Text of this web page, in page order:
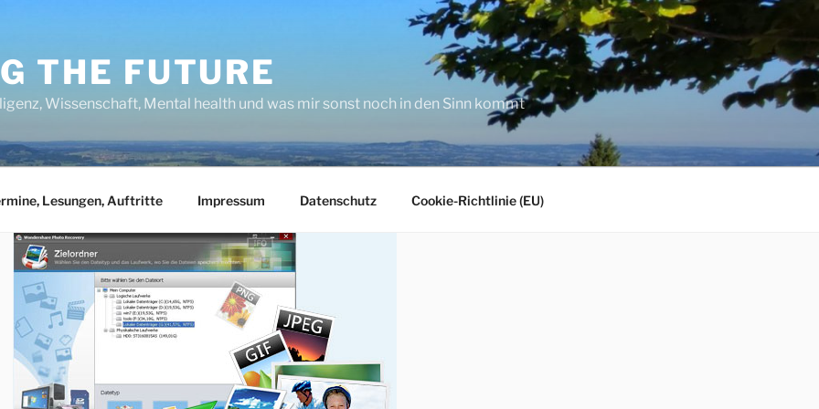
THE FUTURE
Wissenschaft, Mental health und was mir sonst noch in den Sinn kommt
Lesungen, Auftritte Impressum Datenschutz Cookie-Richtlinie (EU)